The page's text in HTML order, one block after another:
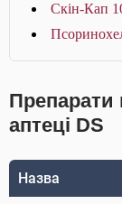
Скін-Кап
Препарати
аптеці DS
Назва